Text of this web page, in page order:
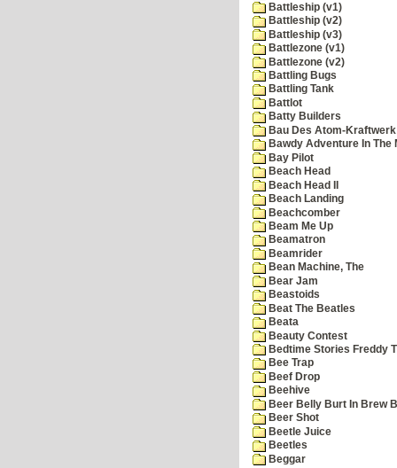
Battleship (v1)
Battleship (v2)
Battleship (v3)
Battlezone (v1)
Battlezone (v2)
Battling Bugs
Battling Tank
Battlot
Batty Builders
Bau Des Atom-Kraftwerk
Bawdy Adventure In The
Bay Pilot
Beach Head
Beach Head II
Beach Landing
Beachcomber
Beam Me Up
Beamatron
Beamrider
Bean Machine, The
Bear Jam
Beastoids
Beat The Beatles
Beata
Beauty Contest
Bedtime Stories Freddy
Bee Trap
Beef Drop
Beehive
Beer Belly Burt In Brew
Beer Shot
Beetle Juice
Beetles
Beggar